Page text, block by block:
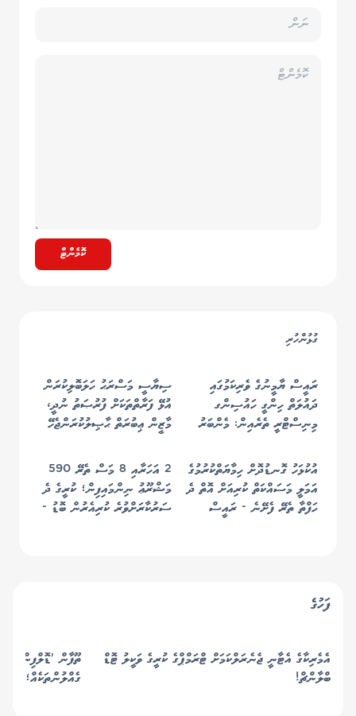
ކޮމެންޓް
ގުޅުންހުރި
ރައީސް ޔާމީނުގެ ވެރިކަމުގައި
ދައުލަތް ހިންގީ ހައުސިންގ
މިނިސްޓްރީ ތެރެއިން: މެންބަރު
ސިޔާސީ މަސްރަޙު ހަލަބޮލިކުރަން
އުޅޭ ފަރާތްތަކަށް ފުރުޞަތު ނުދީ،
މާޒީން ޢިބުރަތް ޙާޞިލުކުރަންޖެހޭ
އުކުޅަހު ގޮނޑުދޮށް ހިމާޔަތްކުރުމުގެ
އަމަލީ މަސައްކަތް ކުރިއަށް އޮތް ދެ
ހަފްތާ ތެރޭ ފެށޭނެ - ރައީސް
2 އަހަރާއި 8 މަސް ތެރޭ 590
މަޝްރޫޢު ނިންމައިފިން؛ ކުރީގެ ދެ
ސަރުކާރަށްވުރެ ކުރިއެރުން ބޮޑު -
ފަހުގެ
އެމެރިކާގެ އެޓާނީ ޖެނެރަލްކަމަށް ޓްރަމްޕްގެ ކުރީގެ ވަކީލު ޓޮޑް
ބްލާންޗް!
ތޫފާން 'ޑޮލްފިން'
ގެއްލުންތަކެއް؛